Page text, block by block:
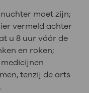
moet zijn;
vermeld achter
u 8 uur vóór de
en roken;
tenzij de arts